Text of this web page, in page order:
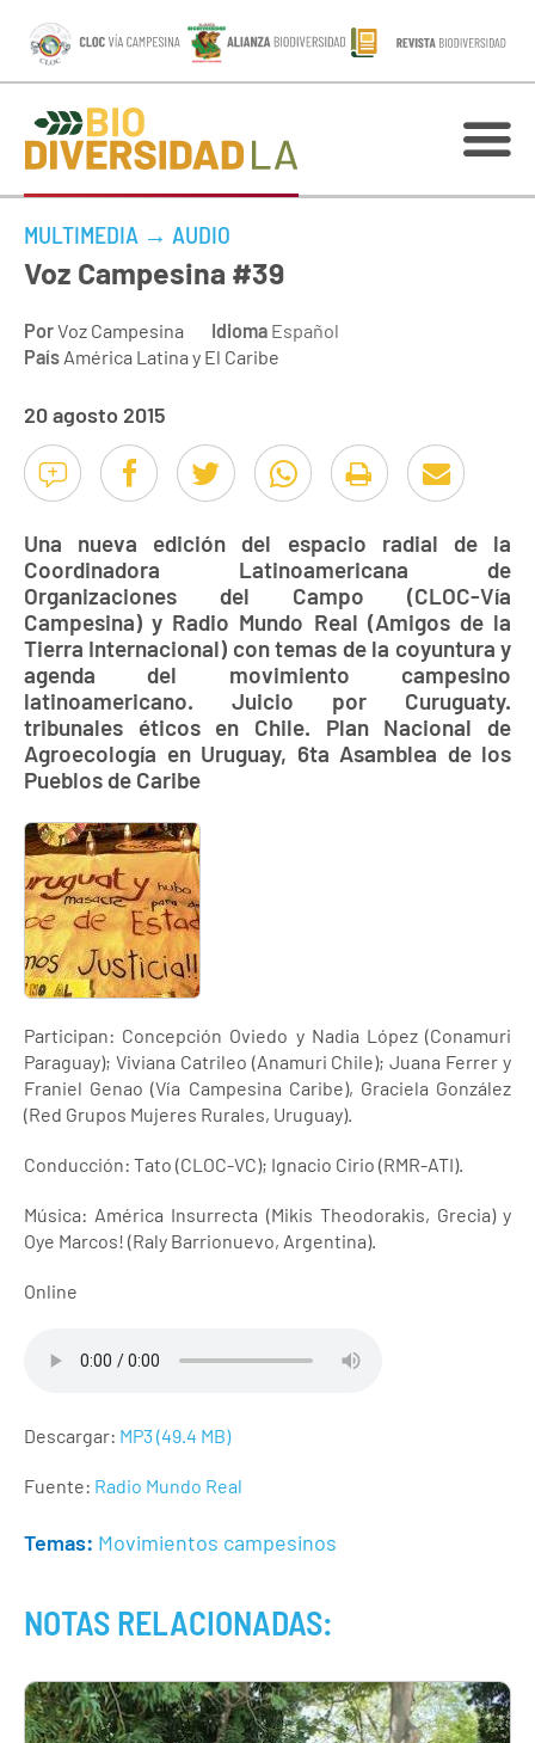
MULTIMEDIA → AUDIO
Voz Campesina #39
PorVoz Campesina Idioma Español
País América Latina y El Caribe
20 agosto 2015
Una nueva edición del espacio radial de la
Coordinadora Latinoamericana de
Organizaciones del Campo (CLOC-Vía
Campesina) y Radio Mundo Real (Amigos de la
Tierra Internacional) con temas de la coyuntura y
agenda del movimiento campesino
latinoamericano. Juicio por Curuguaty.
tribunales éticos en Chile. Plan Nacional de
Agroecología en Uruguay, 6ta Asamblea de los
Pueblos de Caribe
Participan: Concepción Oviedo y Nadia López (Conamuri
Paraguay); Viviana Catrileo (Anamuri Chile); Juana Ferrer y
Franiel Genao (Vía Campesina Caribe), Graciela González
(Red Grupos Mujeres Rurales, Uruguay).
Conducción: Tato (CLOC-VC); Ignacio Cirio (RMR-ATI).
Música: América Insurrecta (Mikis Theodorakis, Grecia) y
Oye Marcos! (Raly Barrionuevo, Argentina).
Online
Descargar: MP3 (49.4 MB)
Fuente: Radio Mundo Real
Temas: Movimientos campesinos
NOTAS RELACIONADAS: